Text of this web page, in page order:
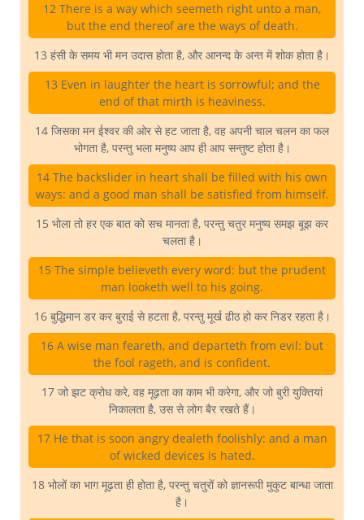
12 There is a way which seemeth right unto a man,
but the end thereof are the ways of death.
13 हंसी के समय भी मन उदास होता है, और आनन्द के अन्त में शोक होता है।
13 Even in laughter the heart is sorrowful; and the
end of that mirth is heaviness.
14 जिसका मन ईश्वर की ओर से हट जाता है, वह अपनी चाल चलन का फल
भोगता है, परन्तु भला मनुष्य आप ही आप सन्तुष्ट होता है।
14 The backslider in heart shall be filled with his own
ways: and a good man shall be satisfied from himself.
15 भोला तो हर एक बात को सच मानता है, परन्तु चतुर मनुष्य समझ बूझ कर
चलता है।
15 The simple believeth every word: but the prudent
man looketh well to his going.
16 बुद्धिमान डर कर बुराई से हटता है, परन्तु मूर्ख ढीठ हो कर निडर रहता है।
16 A wise man feareth, and departeth from evil: but
the fool rageth, and is confident.
17 जो झट क्रोध करे, वह मूढ़ता का काम भी करेगा, और जो बुरी युक्तियां
निकालता है, उस से लोग बैर रखते हैं।
17 He that is soon angry dealeth foolishly: and a man
of wicked devices is hated.
18 भोलों का भाग मूढ़ता ही होता है, परन्तु चतुरों को ज्ञानरूपी मुकुट बान्धा जाता
है।